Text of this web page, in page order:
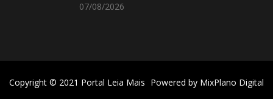
07/08/2026
Copyright © 2021 Portal Leia Mais Powered by MixPlano Digital